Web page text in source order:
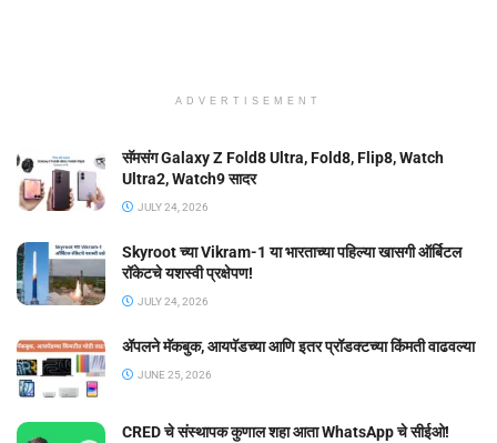
ADVERTISEMENT
सॅमसंग Galaxy Z Fold8 Ultra, Fold8, Flip8, Watch
Ultra2, Watch9 सादर
JULY 24, 2026
Skyroot च्या Vikram-1 या भारताच्या पहिल्या खासगी ऑर्बिटल
रॉकेटचे यशस्वी प्रक्षेपण!
JULY 24, 2026
ॲपलने मॅकबुक, आयपॅडच्या आणि इतर प्रॉडक्टच्या किंमती वाढवल्या
JUNE 25, 2026
CRED चे संस्थापक कुणाल शहा आता WhatsApp चे सीईओ!